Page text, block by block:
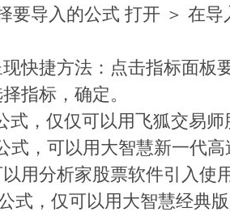
要导入的公式 打开 ＞ 在
快捷方法：点击指标面板
指标，确定。
式，仅仅可以用飞狐交易
式，可以用大智慧新一代
用分析家股票软件引入使
式，仅可以用大智慧经典